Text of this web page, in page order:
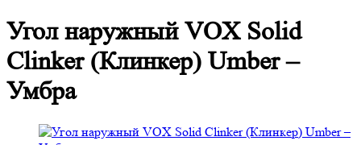
Угол наружный VOX Solid
Clinker (Клинкер) Umber –
Умбра